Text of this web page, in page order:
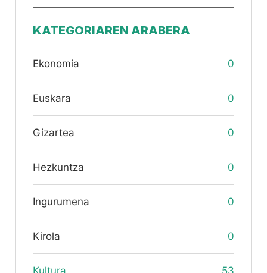
KATEGORIAREN ARABERA
Ekonomia 0
Euskara 0
Gizartea 0
Hezkuntza 0
Ingurumena 0
Kirola 0
Kultura 53